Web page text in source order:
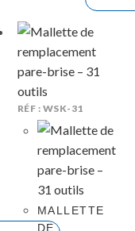
RÉF : WSK-31
MALLETTE
DE